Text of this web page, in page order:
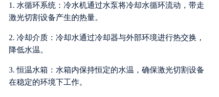
1. 水循环系统：冷水机通过水泵将冷却水循环流动，带走
激光切割设备产生的热量。
2. 冷却介质：冷却水通过冷却器与外部环境进行热交换，
降低水温。
3. 恒温水箱：水箱内保持恒定的水温，确保激光切割设备
在稳定的环境下工作。